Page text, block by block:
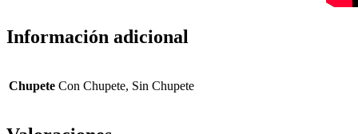
Información adicional
Chupete Con Chupete, Sin Chupete